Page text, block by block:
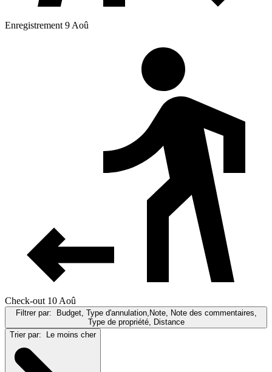
Enregistrement 9 Aoû
Check-out 10 Aoû
Filtrer par: Budget, Type d'annulation,Note, Note des commentaires,
Type de propriété, Distance
Trier par: Le moins cher